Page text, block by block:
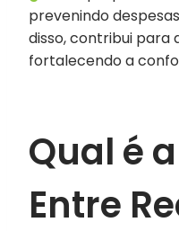
prevenindo
disso, contribui para
fortalecendo a
Qual é
Entre